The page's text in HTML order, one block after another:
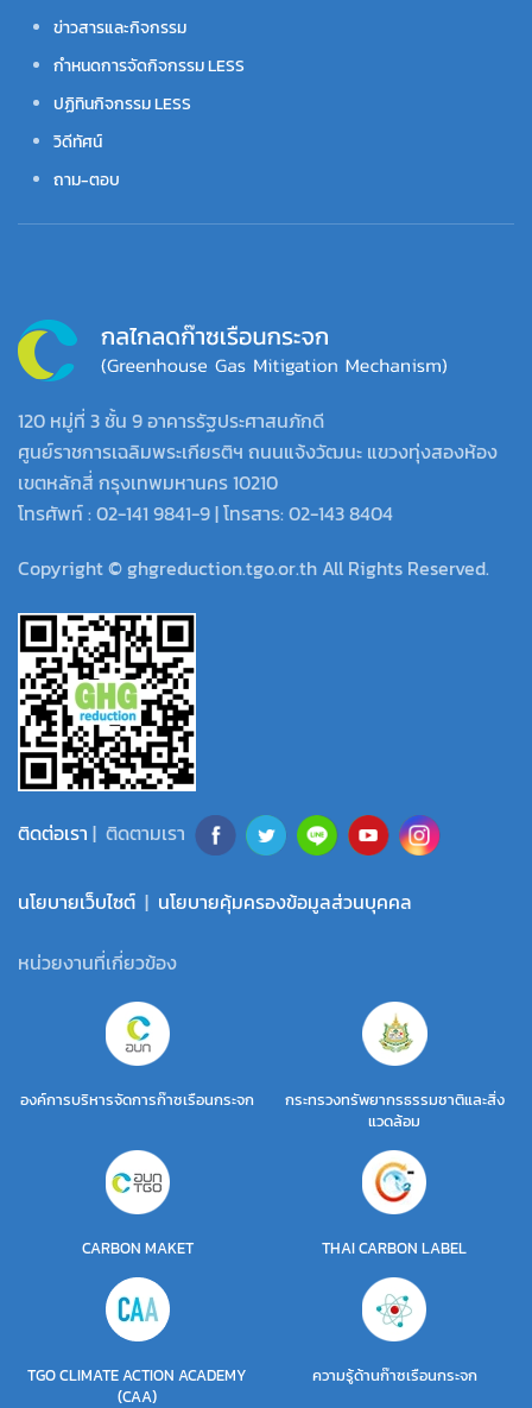
ข่าวสารและกิจกรรม
กำหนดการจัดกิจกรรม LESS
ปฏิทินกิจกรรม LESS
วิดีทัศน์
ถาม-ตอบ
120 หมู่ที่ 3 ชั้น 9 อาคารรัฐประศาสนภักดี
ศูนย์ราชการเฉลิมพระเกียรติฯ ถนนแจ้งวัฒนะ แขวงทุ่งสองห้อง
เขตหลักสี่ กรุงเทพมหานคร 10210
โทรศัพท์ : 02-141 9841-9 | โทรสาร: 02-143 8404
Copyright © ghgreduction.tgo.or.th All Rights Reserved.
ติดต่อเรา | ติดตามเรา
นโยบายเว็บไซต์ | นโยบายคุ้มครองข้อมูลส่วนบุคคล
หน่วยงานที่เกี่ยวข้อง
องค์การบริหารจัดการก๊าซเรือนกระจก
กระทรวงทรัพยากรธรรมชาติและสิ่ง
แวดล้อม
CARBON MAKET THAI CARBON LABEL
TGO CLIMATE ACTION ACADEMY
(CAA)
ความรู้ด้านก๊าซเรือนกระจก